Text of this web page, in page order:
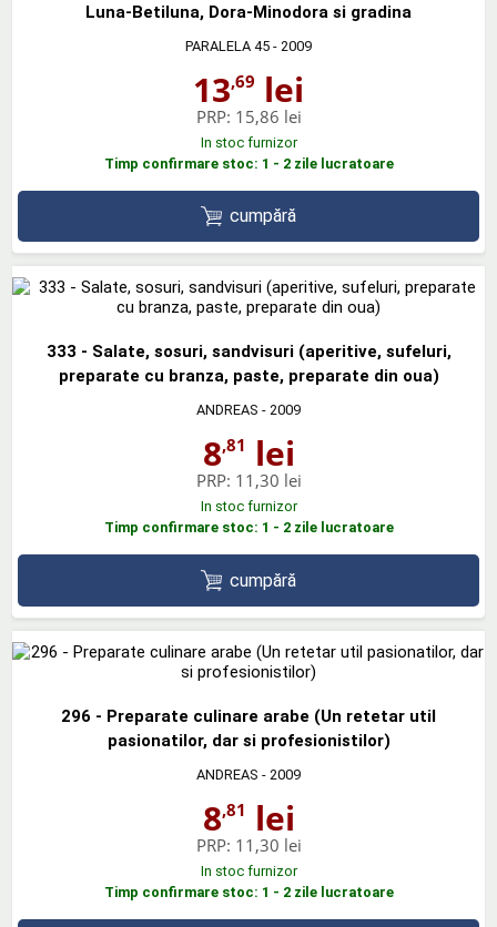
Luna-Betiluna, Dora-Minodora si gradina
PARALELA 45 - 2009
13,69 lei
PRP: 15,86 lei
In stoc furnizor
Timp confirmare stoc: 1 - 2 zile lucratoare
cumpără
333 - Salate, sosuri, sandvisuri (aperitive, sufeluri,
preparate cu branza, paste, preparate din oua)
ANDREAS - 2009
8,81 lei
PRP: 11,30 lei
In stoc furnizor
Timp confirmare stoc: 1 - 2 zile lucratoare
cumpără
296 - Preparate culinare arabe (Un retetar util
pasionatilor, dar si profesionistilor)
ANDREAS - 2009
8,81 lei
PRP: 11,30 lei
In stoc furnizor
Timp confirmare stoc: 1 - 2 zile lucratoare